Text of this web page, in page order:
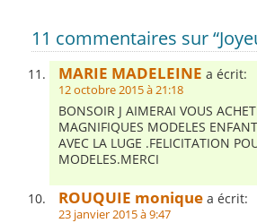
11 commentaires sur
MARIE MADELEINE a écrit:
12 octobre 2015 à 21:18
BONSOIR J AIMERAI VOUS
MAGNIFIQUES MODELES
AVEC LA LUGE .FELICITATION
MODELES.MERCI
ROUQUIE monique a écrit:
23 janvier 2015 à 9:47